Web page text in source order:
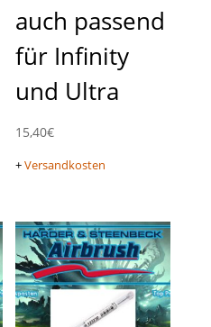
auch passend
für Infinity
und Ultra
15,40€
+Versandkosten